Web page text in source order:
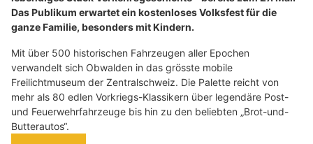
Das Publikum erwartet ein kostenloses Volksfest für die
ganze Familie, besonders mit Kindern.
Mit über 500 historischen Fahrzeugen aller Epochen
verwandelt sich Obwalden in das grösste mobile
Freilichtmuseum der Zentralschweiz. Die Palette reicht von
mehr als 80 edlen Vorkriegs-Klassikern über legendäre Post-
und Feuerwehrfahrzeuge bis hin zu den beliebten „Brot-und-
Butterautos“.